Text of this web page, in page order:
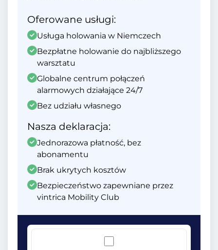
Oferowane usługi:
Usługa holowania w Niemczech
Bezpłatne holowanie do najbliższego
warsztatu
Globalne centrum połączeń
alarmowych działające 24/7
Bez udziału własnego
Nasza deklaracja:
Jednorazowa płatność, bez
abonamentu
Brak ukrytych kosztów
Bezpieczeństwo zapewniane przez
vintrica Mobility Club